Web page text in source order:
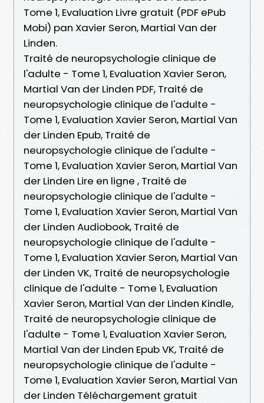
Tome 1, Evaluation Livre gratuit (PDF ePub
Mobi) pan Xavier Seron, Martial Van der
Linden.
Traité de neuropsychologie clinique de
l'adulte - Tome 1, Evaluation Xavier Seron,
Martial Van der Linden PDF, Traité de
neuropsychologie clinique de l'adulte -
Tome 1, Evaluation Xavier Seron, Martial Van
der Linden Epub, Traité de
neuropsychologie clinique de l'adulte -
Tome 1, Evaluation Xavier Seron, Martial Van
der Linden Lire en ligne , Traité de
neuropsychologie clinique de l'adulte -
Tome 1, Evaluation Xavier Seron, Martial Van
der Linden Audiobook, Traité de
neuropsychologie clinique de l'adulte -
Tome 1, Evaluation Xavier Seron, Martial Van
der Linden VK, Traité de neuropsychologie
clinique de l'adulte - Tome 1, Evaluation
Xavier Seron, Martial Van der Linden Kindle,
Traité de neuropsychologie clinique de
l'adulte - Tome 1, Evaluation Xavier Seron,
Martial Van der Linden Epub VK, Traité de
neuropsychologie clinique de l'adulte -
Tome 1, Evaluation Xavier Seron, Martial Van
der Linden Téléchargement gratuit